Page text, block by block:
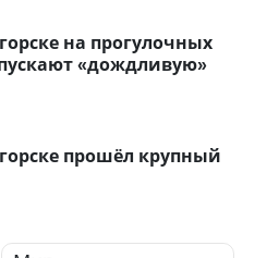
на прогулочных
«дождливую»
прошёл крупный